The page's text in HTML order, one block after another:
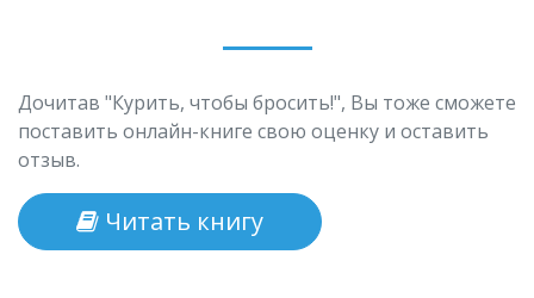
Дочитав "Курить, чтобы бросить!", Вы тоже сможете
поставить онлайн-книге свою оценку и оставить
отзыв.
Читать книгу